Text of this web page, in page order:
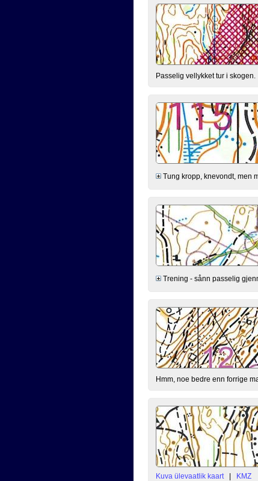
Passelig vellykket tur i skogen.
Tung kropp, knevondt, men
Trening - sånn passelig
Hmm, noe bedre enn forrige
Kuva ülevaatlik kaart
|
KMZ